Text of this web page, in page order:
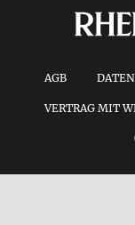
AGB
VERTRAG MIT